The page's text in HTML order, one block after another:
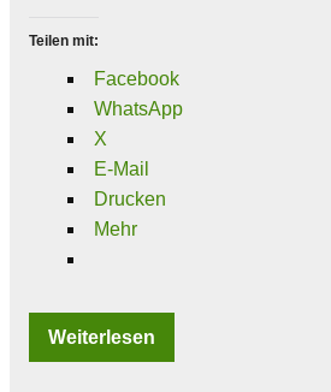
Teilen mit:
Facebook
WhatsApp
X
E-Mail
Drucken
Mehr
Weiterlesen